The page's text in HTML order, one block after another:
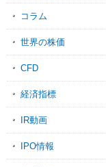
コラム
世界の株価
CFD
経済指標
IR動画
IPO情報